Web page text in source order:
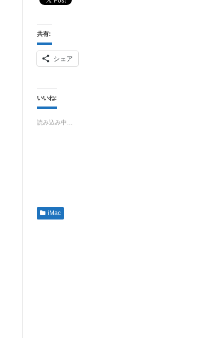
共有:
シェア
いいね:
読み込み中…
iMac